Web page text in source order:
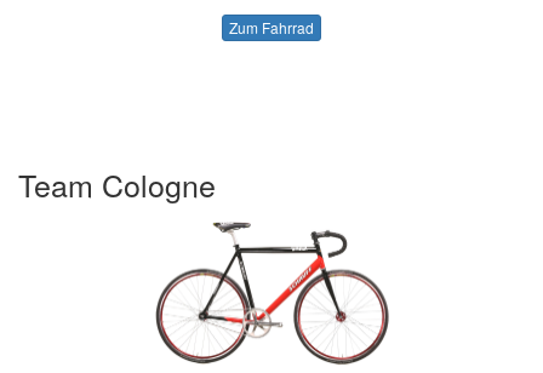
Zum Fahrrad
Team Cologne